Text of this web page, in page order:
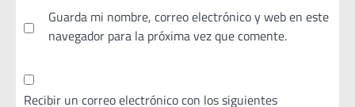
Guarda mi nombre, correo electrónico y web en este
navegador para la próxima vez que comente.
Recibir un correo electrónico con los siguientes